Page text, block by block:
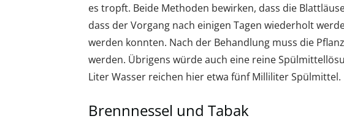
es tropft. Beide Methoden bewirken, dass die
dass der Vorgang nach einigen Tagen wiederholt
werden konnten. Nach der Behandlung muss die
werden. Übrigens würde auch eine reine
Liter Wasser reichen hier etwa fünf Milliliter Spülmittel.
Brennnessel und Tabak